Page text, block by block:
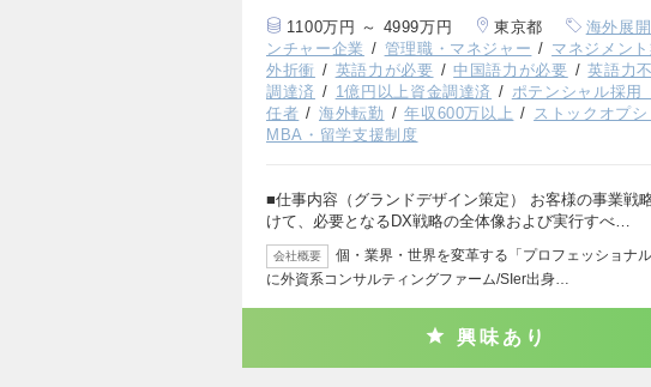
1100万円 ～ 4999万円 東京都 海外展
ンチャー企業
管理職・マネジャー マネジメン
外折衝
英語力が必要 中国語力が必要 英語力
調達済
1億円以上資金調達済 ポテンシャル採用
任者
海外転勤 年収600万以上 ストックオプシ
MBA・留学支援制度
■仕事内容（グランドデザイン策定） お客様の事業戦
けて、必要となるDX戦略の全体像および実行すべ…
会社概要
個・業界・世界を変革する「プロフェッショ
に外資系コンサルティングファーム/SIer出身…
興味あり